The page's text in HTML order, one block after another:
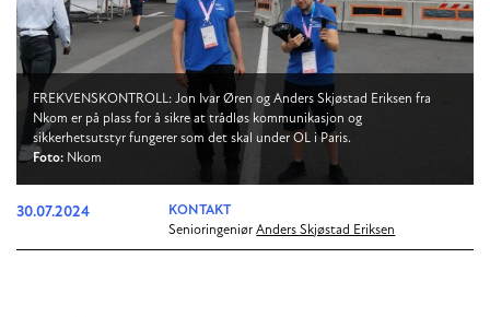
FREKVENSKONTROLL: Jon Ivar Øren og Anders Skjøstad Eriksen fra
Nkom er på plass for å sikre at trådløs kommunikasjon og
sikkerhetsutstyr fungerer som det skal under OL i Paris.
Foto: Nkom
30.07.2024
KONTAKT
Senioringeniør Anders Skjøstad Eriksen